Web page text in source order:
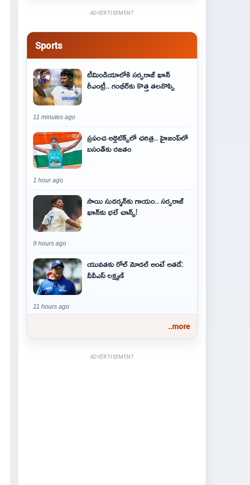
ADVERTISEMENT
Sports
టీమిండియాలోకి సర్ఫరాజ్ ఖాన్
రీఎంట్రీ.. గంభీర్‌కు కొత్త తలనొప్పి
11 minutes ago
ప్రపంచ అథ్లెటిక్స్‌లో చరిత్ర.. హైజంప్‌లో
బసంత్‌కు రజతం
1 hour ago
సాయి సుదర్శన్‌కు గాయం.. సర్ఫరాజ్
ఖాన్‌కు భలే చాన్స్!
9 hours ago
యువతకు రోల్ మోడల్ అంటే అతడే:
వీవీఎస్ లక్ష్మణ్
11 hours ago
..more
ADVERTISEMENT